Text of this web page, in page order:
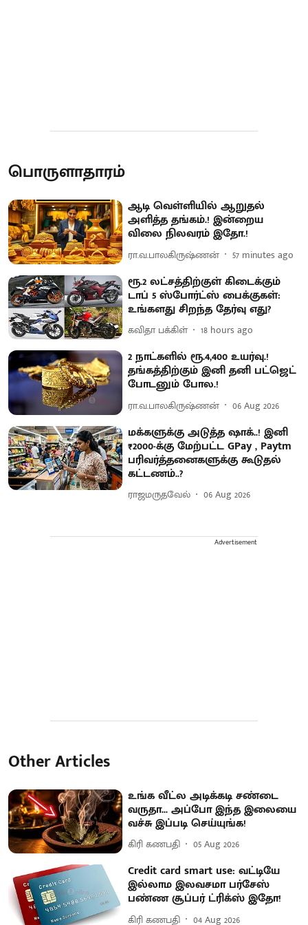
பொருளாதாரம்
ஆடி வெள்ளியில் ஆறுதல்
அளித்த தங்கம்.! இன்றைய
விலை நிலவரம் இதோ.!
ரா.வ.பாலகிருஷ்ணன் 57 minutes ago
ரூ.2 லட்சத்திற்குள் கிடைக்கும்
டாப் 5 ஸ்போர்ட்ஸ் பைக்குகள்:
உங்களது சிறந்த தேர்வு எது?
கவிதா பக்கிள் 18 hours ago
2 நாட்களில் ரூ.4,400 உயர்வு.!
தங்கத்திற்கும் இனி தனி பட்ஜெட்
போடனும் போல.!
ரா.வ.பாலகிருஷ்ணன் 06 Aug 2026
மக்களுக்கு அடுத்த ஷாக்..! இனி
₹2000-க்கு மேற்பட்ட GPay , Paytm
பரிவர்த்தனைகளுக்கு கூடுதல்
கட்டணம்..?
ராஜமருதவேல் 06 Aug 2026
Advertisement
Other Articles
உங்க வீட்ல அடிக்கடி சண்டை
வருதா... அப்போ இந்த இலையை
வச்சு இப்படி செய்யுங்க!
கிரி கணபதி 05 Aug 2026
Credit card smart use: வட்டியே
இல்லாம இலவசமா பர்சேஸ்
பண்ண சூப்பர் ட்ரிக்ஸ் இதோ!
கிரி கணபதி 04 Aug 2026